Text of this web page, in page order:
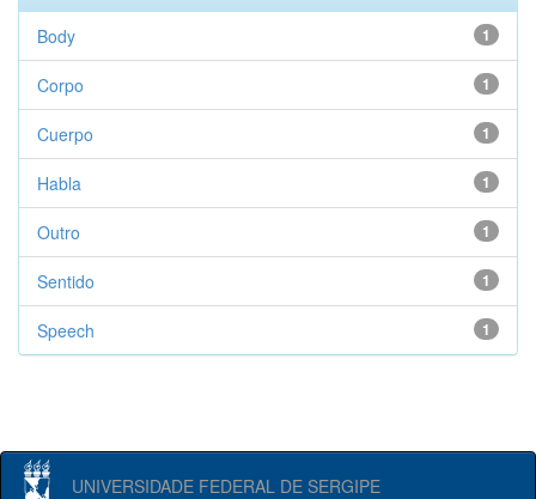
1
Body
1
Corpo
1
Cuerpo
1
Habla
1
Outro
1
Sentido
1
Speech
UNIVERSIDADE FEDERAL DE SERGIPE